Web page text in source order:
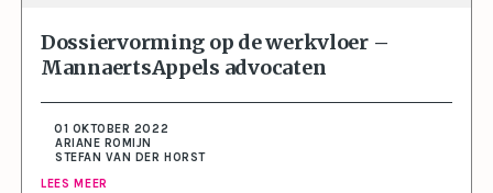
Dossiervorming op de werkvloer –
MannaertsAppels advocaten
01 OKTOBER 2022
ARIANE ROMIJN
STEFAN VAN DER HORST
LEES MEER